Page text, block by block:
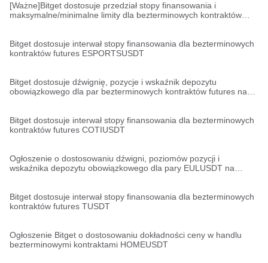
[Ważne]Bitget dostosuje przedział stopy finansowania i
maksymalne/minimalne limity dla bezterminowych kontraktów
Bitget dostosuje interwał stopy finansowania dla bezterminowych
kontraktów futures ESPORTSUSDT
Bitget dostosuje dźwignię, pozycje i wskaźnik depozytu
obowiązkowego dla par bezterminowych kontraktów futures na
Bitget dostosuje interwał stopy finansowania dla bezterminowych
kontraktów futures COTIUSDT
Ogłoszenie o dostosowaniu dźwigni, poziomów pozycji i
wskaźnika depozytu obowiązkowego dla pary EULUSDT na
Bitget dostosuje interwał stopy finansowania dla bezterminowych
kontraktów futures TUSDT
Ogłoszenie Bitget o dostosowaniu dokładności ceny w handlu
bezterminowymi kontraktami HOMEUSDT